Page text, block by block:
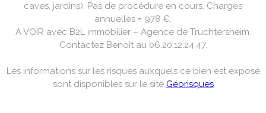
caves, jardins). Pas de procédure en cours. Charges
annuelles = 978 €.
A VOIR avec B2L immobilier – Agence de Truchtersheim.
Contactez Benoît au 06.20.12.24.47.
Les informations sur les risques auxquels ce bien est exposé
sont disponibles sur le site Géorisques